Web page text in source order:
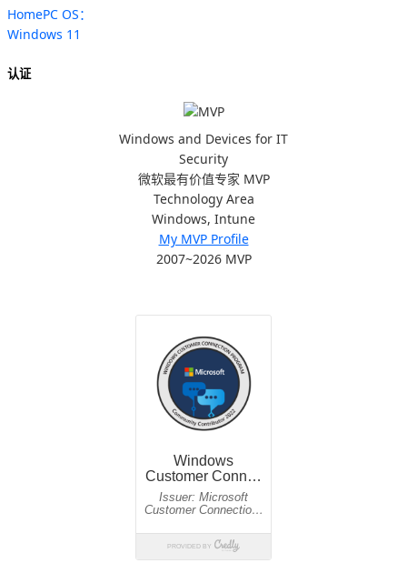
HomePC OS：
Windows 11
认证
Windows and Devices for IT
Security
微软最有价值专家 MVP
Technology Area
Windows, Intune
My MVP Profile
2007~2026 MVP